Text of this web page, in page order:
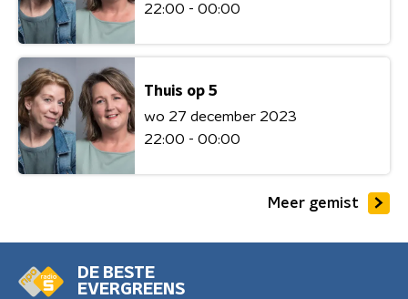
22:00 - 00:00
Thuis op 5
wo 27 december 2023
22:00 - 00:00
Meer gemist
DE BESTE
EVERGREENS